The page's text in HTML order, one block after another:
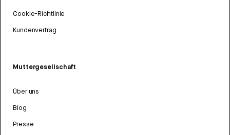
Cookie-Richtlinie
Kundenvertrag
Muttergesellschaft
Über uns
Blog
Presse